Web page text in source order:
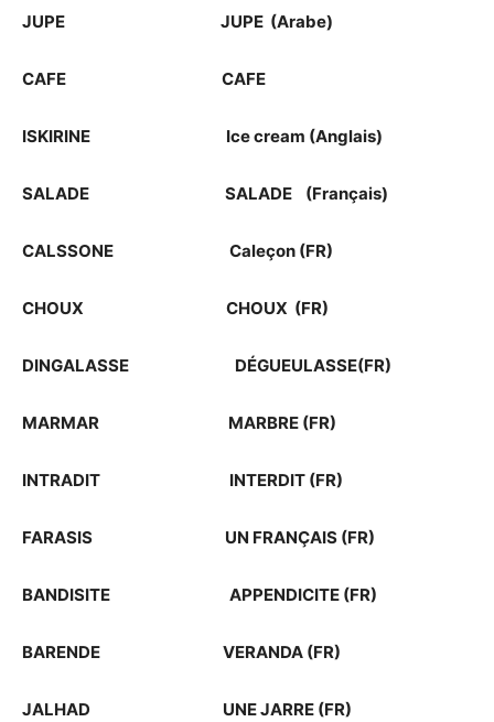
JUPE JUPE (Arabe)
CAFE CAFE
ISKIRINE Ice cream (Anglais)
SALADE SALADE (Français)
CALSSONE Caleçon (FR)
CHOUX CHOUX (FR)
DINGALASSE DÉGUEULASSE(FR)
MARMAR MARBRE (FR)
INTRADIT INTERDIT (FR)
FARASIS UN FRANÇAIS (FR)
BANDISITE APPENDICITE (FR)
BARENDE VERANDA (FR)
JALHAD UNE JARRE (FR)